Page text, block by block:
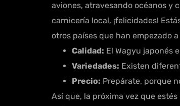
aviones, atravesando océanos y
carnicería local, ¡felicidades!
otros países que han empezado
Calidad: El Wagyu japonés
Variedades: Existen
Precio: Prepárate, porque
Así que, la próxima vez que